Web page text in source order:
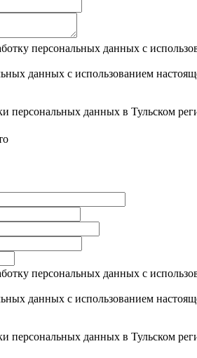
персональных данных с
данных с использованием
персональных данных в Тульском
персональных данных с
данных с использованием
персональных данных в Тульском